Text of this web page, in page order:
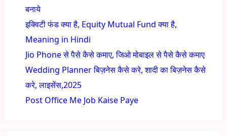
बनाये
इक्विटी फंड क्या है, Equity Mutual Fund क्या है,
Meaning in Hindi
Jio Phone से पैसे कैसे कमाए, जिओ मोबाइल से पैसे कैसे कमाए
Wedding Planner बिज़नेस कैसे करे, शादी का बिज़नेस कैसे
करे, लाइसेंस,2025
Post Office Me Job Kaise Paye